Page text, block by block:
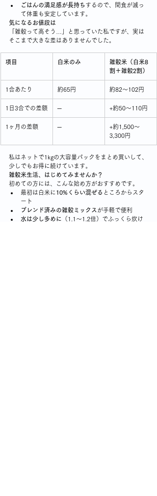
ごはんの満足感が長持ち するので、間食が減っ
て体重も安定しています。
気になるお値段は
「雑穀って高そう…」と思っていた私ですが、実は
そこまで大きな差はありませんでした。
項目 白米のみ
雑穀米（白米8
割＋雑穀2割）
1合あたり 約65円 約82〜102円
1日3合での差額 ─ +約50〜110円
1ヶ月の差額 ─
+約1,500〜
3,300円
私はネットで1kgの大容量パックをまとめ買いして、
少しでもお得に続けています。
雑穀米生活、はじめてみませんか？
初めての方には、こんな始め方がおすすめです。
最初は白米に 10%くらい混ぜる ところからスタ
ート
ブレンド済みの雑穀ミックス が手軽で便利
水は少し多めに （1.1〜1.2倍）でふっくら炊け